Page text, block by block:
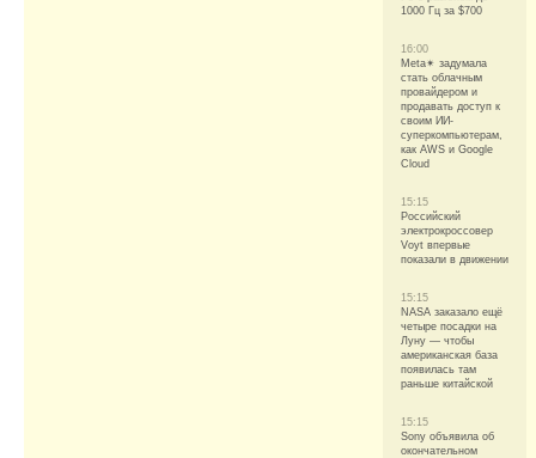
1000 Гц за $700
16:00
Meta✴ задумала
стать облачным
провайдером и
продавать доступ к
своим ИИ-
суперкомпьютерам,
как AWS и Google
Cloud
15:15
Российский
электрокроссовер
Voyt впервые
показали в движении
15:15
NASA заказало ещё
четыре посадки на
Луну — чтобы
американская база
появилась там
раньше китайской
15:15
Sony объявила об
окончательном